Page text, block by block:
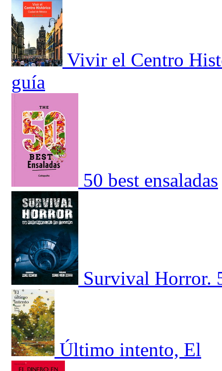
Vivir el Centro
guía
50 best ensaladas
Survival Horror.
Último intento, El